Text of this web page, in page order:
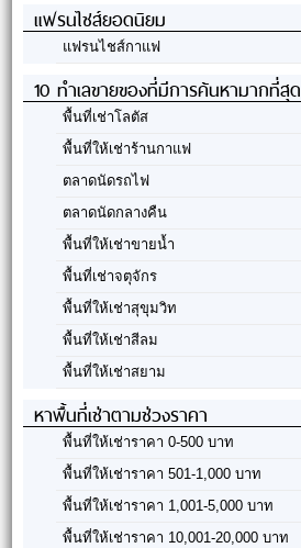
แฟรนไชส์ยอดนิยม
แฟรนไชส์กาแฟ
10 ทำเลขายของที่มีการค้นหามากที่สุด
พื้นที่เช่าโลตัส
พื้นที่ให้เช่าร้านกาแฟ
ตลาดนัดรถไฟ
ตลาดนัดกลางคืน
พื้นที่ให้เช่าขายน้ำ
พื้นที่เช่าจตุจักร
พื้นที่ให้เช่าสุขุมวิท
พื้นที่ให้เช่าสีลม
พื้นที่ให้เช่าสยาม
หาพื้นที่เช่าตามช่วงราคา
พื้นที่ให้เช่าราคา 0-500 บาท
พื้นที่ให้เช่าราคา 501-1,000 บาท
พื้นที่ให้เช่าราคา 1,001-5,000 บาท
พื้นที่ให้เช่าราคา 10,001-20,000 บาท